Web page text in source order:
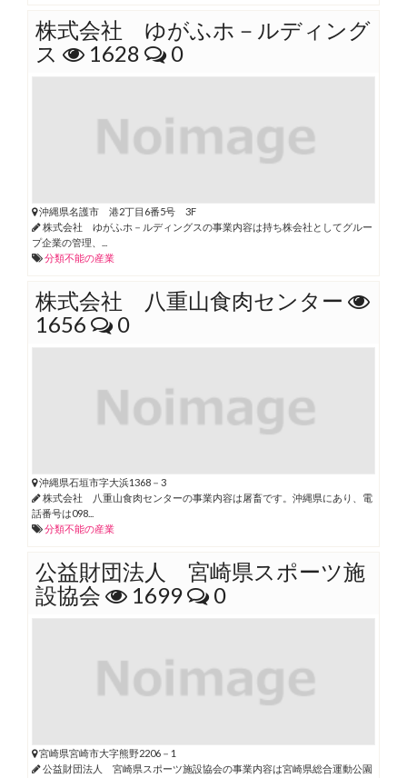
株式会社 ゆがふホ－ルディング
ス
1628 0
沖縄県名護市 港2丁目6番5号 3F
株式会社 ゆがふホ－ルディングスの事業内容は持ち株会社としてグルー
プ企業の管理、...
分類不能の産業
株式会社 八重山食肉センター
1656
0
沖縄県石垣市字大浜1368－3
株式会社 八重山食肉センターの事業内容は屠畜です。沖縄県にあり、電
話番号は098...
分類不能の産業
公益財団法人 宮崎県スポーツ施
設協会
1699 0
宮崎県宮崎市大字熊野2206－1
公益財団法人 宮崎県スポーツ施設協会の事業内容は宮崎県総合運動公園